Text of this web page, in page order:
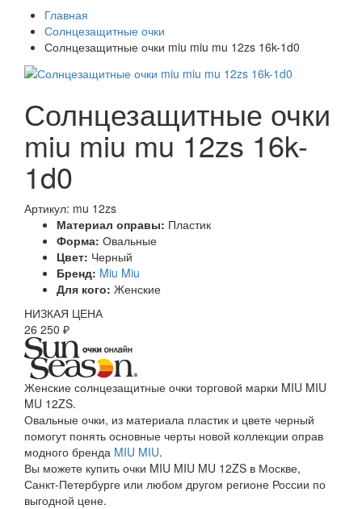
Главная
Солнцезащитные очки
Солнцезащитные очки miu miu mu 12zs 16k-1d0
Солнцезащитные очки
miu miu mu 12zs 16k-
1d0
Артикул: mu 12zs
Материал оправы: Пластик
Форма: Овальные
Цвет: Черный
Бренд: Miu Miu
Для кого: Женские
НИЗКАЯ ЦЕНА
26 250 ₽
Женские солнцезащитные очки торговой марки MIU MIU
MU 12ZS.
Овальные очки, из материала пластик и цвете черный
помогут понять основные черты новой коллекции оправ
модного бренда MIU MIU.
Вы можете купить очки MIU MIU MU 12ZS в Москве,
Санкт-Петербурге или любом другом регионе России по
выгодной цене.